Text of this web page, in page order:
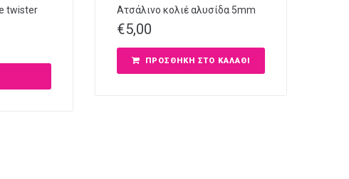
twister
Ατσάλινο κολιέ αλυσίδα 5mm
€5,00
ΠΡΟΣΘΉΚΗ ΣΤΟ ΚΑΛΆΘΙ